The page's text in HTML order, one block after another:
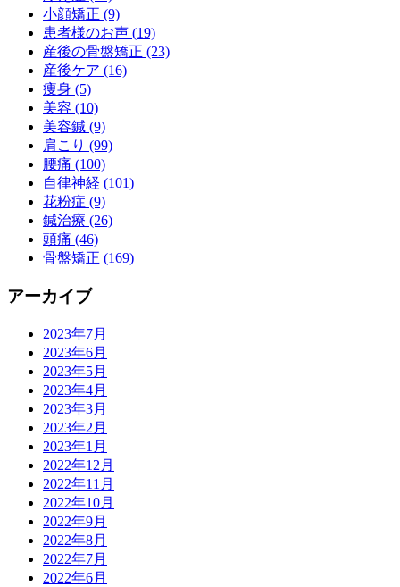
小顔矯正 (9)
患者様のお声 (19)
産後の骨盤矯正 (23)
産後ケア (16)
痩身 (5)
美容 (10)
美容鍼 (9)
肩こり (99)
腰痛 (100)
自律神経 (101)
花粉症 (9)
鍼治療 (26)
頭痛 (46)
骨盤矯正 (169)
アーカイブ
2023年7月
2023年6月
2023年5月
2023年4月
2023年3月
2023年2月
2023年1月
2022年12月
2022年11月
2022年10月
2022年9月
2022年8月
2022年7月
2022年6月